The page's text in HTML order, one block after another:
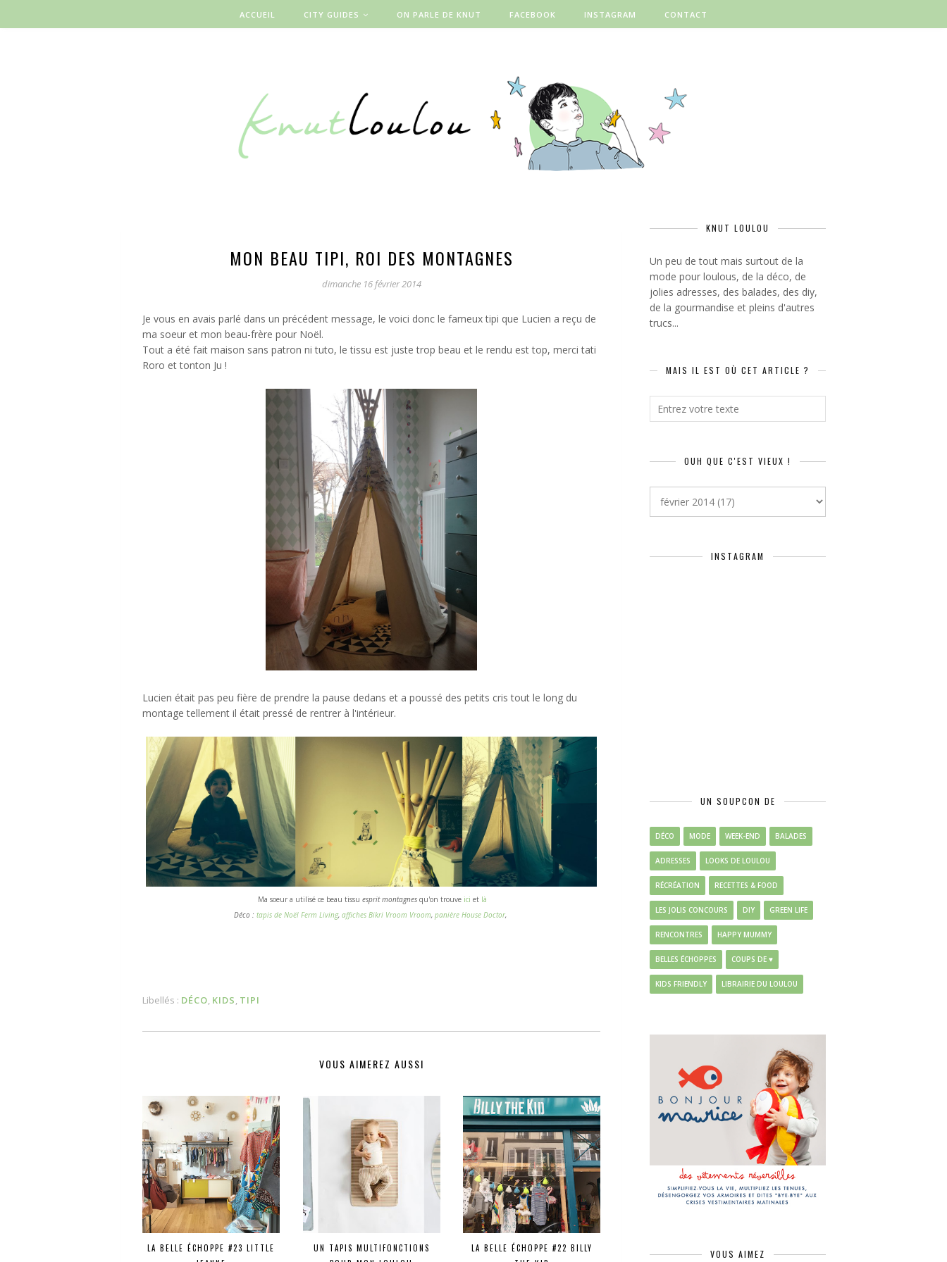
ACCUEIL CITY GUIDES ON PARLE DE KNUT FACEBOOK INSTAGRAM CONTACT
MON BEAU TIPI, ROI DES MONTAGNES
dimanche 16 février 2014
Je vous en avais parlé dans un précédent message, le voici donc le fameux tipi que Lucien a reçu de
ma soeur et mon beau-frère pour Noël.
Tout a été fait maison sans patron ni tuto, le tissu est juste trop beau et le rendu est top, merci tati
Roro et tonton Ju !
Lucien était pas peu fière de prendre la pause dedans et a poussé des petits cris tout le long du
montage tellement il était pressé de rentrer à l'intérieur.
Ma soeur a utilisé ce beau tissu esprit montagnes qu'on trouve ici et là
Déco : tapis de Noël Ferm Living, affiches Bikri Vroom Vroom, panière House Doctor,
Libellés : DÉCO, KIDS, TIPI
VOUS AIMEREZ AUSSI
LA BELLE ÉCHOPPE #23 LITTLE
UN TAPIS MULTIFONCTIONS
LA BELLE ÉCHOPPE #22 BILLY
KNUT LOULOU
Un peu de tout mais surtout de la
mode pour loulous, de la déco, de
jolies adresses, des balades, des diy,
de la gourmandise et pleins d'autres
trucs...
MAIS IL EST OÙ CET ARTICLE ?
OUH QUE C'EST VIEUX !
INSTAGRAM
UN SOUPCON DE
DÉCO MODE WEEK-END BALADES
ADRESSES LOOKS DE LOULOU
RÉCRÉATION RECETTES & FOOD
LES JOLIS CONCOURS DIY GREEN LIFE
RENCONTRES HAPPY MUMMY
BELLES ÉCHOPPES COUPS DE ♥
KIDS FRIENDLY LIBRAIRIE DU LOULOU
VOUS AIMEZ